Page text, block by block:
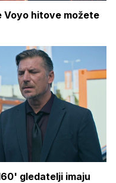
Voyo hitove možete
gledatelji imaju